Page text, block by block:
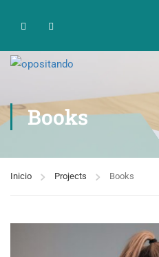
Books
Inicio Projects Books